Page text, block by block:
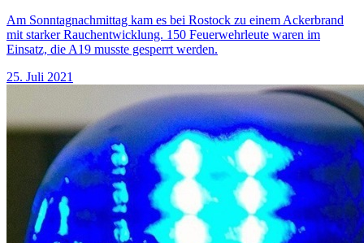
Am Sonntagnachmittag kam es bei Rostock zu einem Ackerbrand
mit starker Rauchentwicklung. 150 Feuerwehrleute waren im
Einsatz, die A19 musste gesperrt werden.
25. Juli 2021